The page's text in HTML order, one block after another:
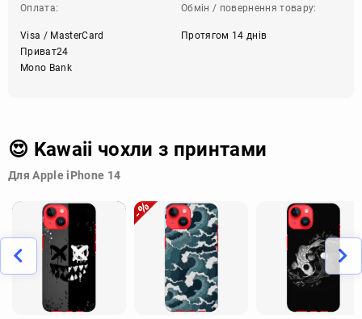
Оплата:
Visa / MasterCard
Приват24
Mono Bank
Обмін / повернення товару:
Протягом 14 днів
😍 Kawaii чохли з принтами
Для Apple iPhone 14